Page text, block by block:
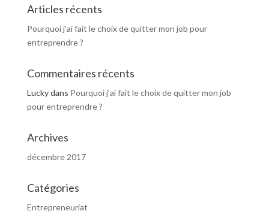
Articles récents
Pourquoi j’ai fait le choix de quitter mon job pour
entreprendre ?
Commentaires récents
Luckydans Pourquoi j’ai fait le choix de quitter mon job
pour entreprendre ?
Archives
décembre 2017
Catégories
Entrepreneuriat